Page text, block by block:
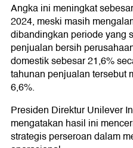
Angka ini meningkat
2024, meski masih
dibandingkan periode yang
penjualan bersih
domestik sebesar 21,6%
tahunan penjualan tersebut
6,6%.
Presiden Direktur Unilever
mengatakan hasil ini
strategis perseroan dalam